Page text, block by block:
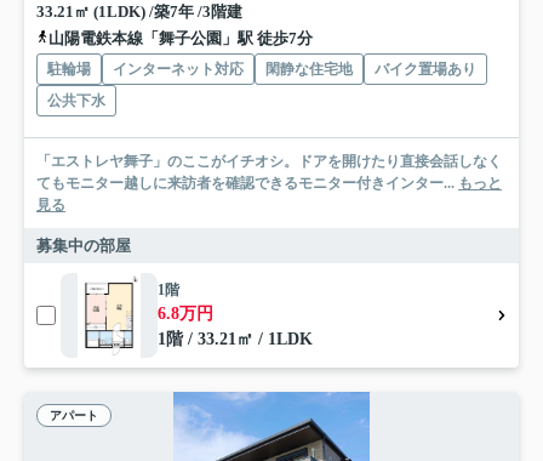
33.21㎡ (1LDK) /築7年 /3階建
山陽電鉄本線「舞子公園」駅 徒歩7分
駐輪場 インターネット対応 閑静な住宅地
バイク置場あり
公共下水
「エストレヤ舞子」のここがイチオシ。ドアを開けたり直接会話しなく
てもモニター越しに来訪者を確認できるモニター付きインター... もっと
見る
募集中の部屋
1階
6.8万円
1階 / 33.21㎡ / 1LDK
アパート